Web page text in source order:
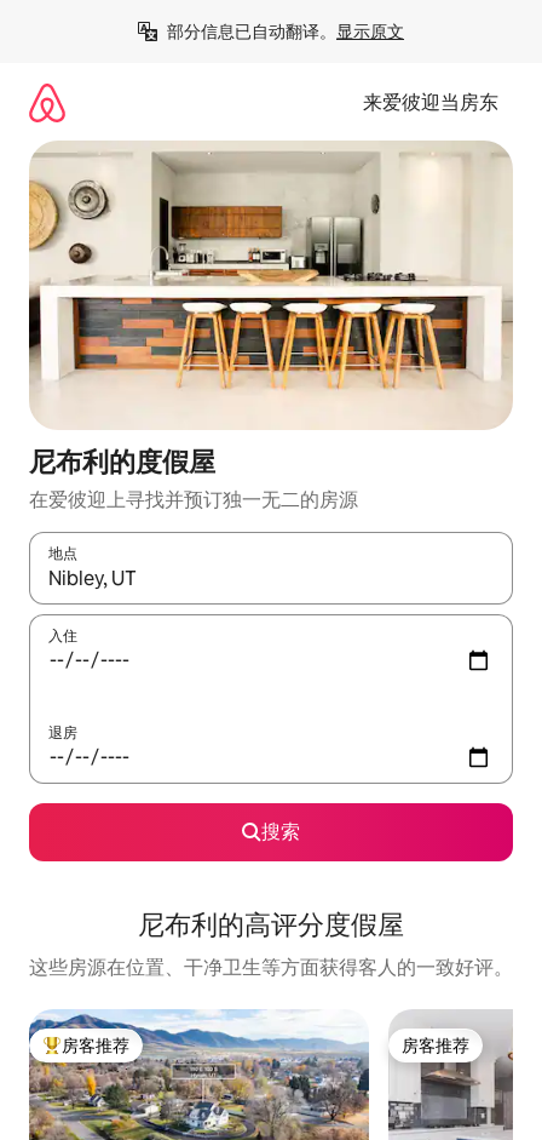
部分信息已自动翻译。 显示原文
来爱彼迎当房东
尼布利的度假屋
在爱彼迎上寻找并预订独一无二的房源
地点
如有搜索结果，请使用上下方向键查看，或通过点击或滑动手势
入住
退房
搜索
尼布利的高评分度假屋
这些房源在位置、干净卫生等方面获得客人的一致好评。
热门「房客推荐」
房客推荐 房客推荐
房客推荐